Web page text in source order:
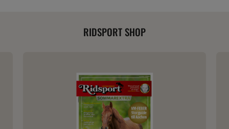
RIDSPORT SHOP